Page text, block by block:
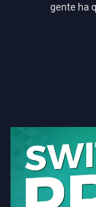
gente ha